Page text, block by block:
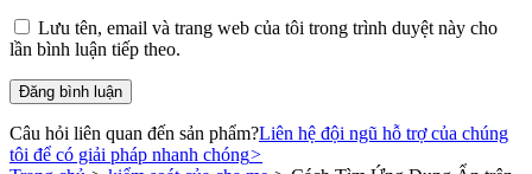
Lưu tên, email và trang web của tôi trong trình duyệt này cho
lần bình luận tiếp theo.
Câu hỏi liên quan đến sản phẩm?Liên hệ đội ngũ hỗ trợ của chúng
tôi để có giải pháp nhanh chóng>